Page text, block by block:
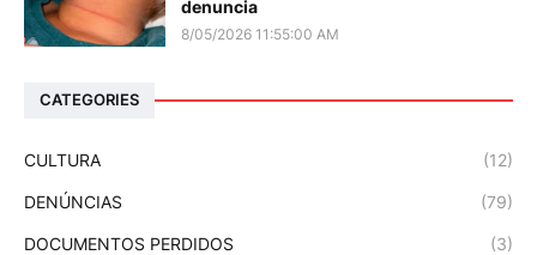
denuncia
8/05/2026 11:55:00 AM
CATEGORIES
CULTURA (12)
DENÚNCIAS (79)
DOCUMENTOS PERDIDOS (3)